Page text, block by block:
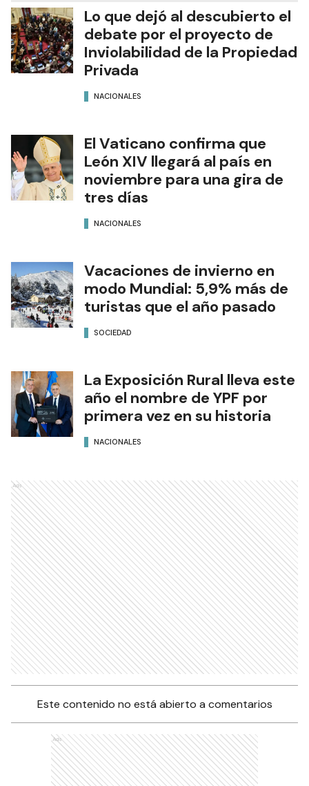
Lo que dejó al descubierto el
debate por el proyecto de
Inviolabilidad de la Propiedad
Privada
NACIONALES
El Vaticano confirma que
León XIV llegará al país en
noviembre para una gira de
tres días
NACIONALES
Vacaciones de invierno en
modo Mundial: 5,9% más de
turistas que el año pasado
SOCIEDAD
La Exposición Rural lleva este
año el nombre de YPF por
primera vez en su historia
NACIONALES
Ads
Este contenido no está abierto a comentarios
Ads